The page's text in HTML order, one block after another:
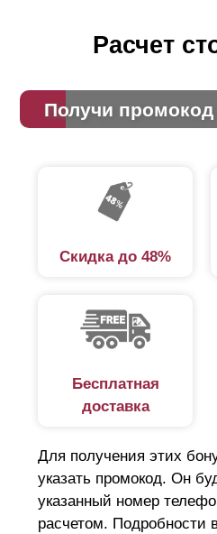
Расчет
Получи промокод
Скидка до 48%
Бесплатная
доставка
Для получения этих
указать промокод. Он
указанный номер
расчетом. Подробности